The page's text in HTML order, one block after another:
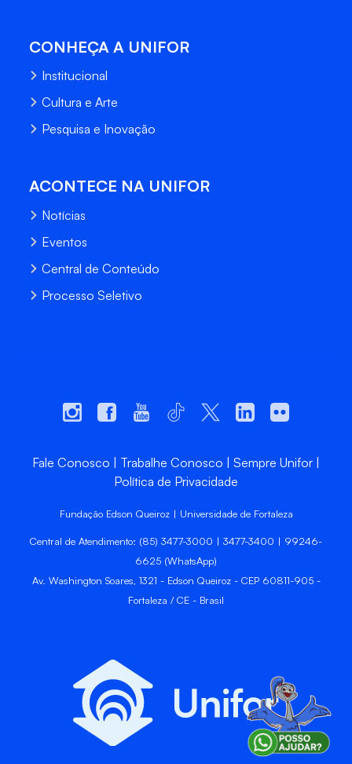
CONHEÇA A UNIFOR
Institucional
Cultura e Arte
Pesquisa e Inovação
ACONTECE NA UNIFOR
Notícias
Eventos
Central de Conteúdo
Processo Seletivo
Fale Conosco Trabalhe Conosco
Sempre Unifor
Política de Privacidade
Fundação Edson Queiroz | Universidade de Fortaleza
Central de Atendimento: (85) 3477-3000 | 3477-3400 | 99246-
6625 (WhatsApp)
Av. Washington Soares, 1321 - Edson Queiroz - CEP 60811-905 -
Fortaleza / CE - Brasil